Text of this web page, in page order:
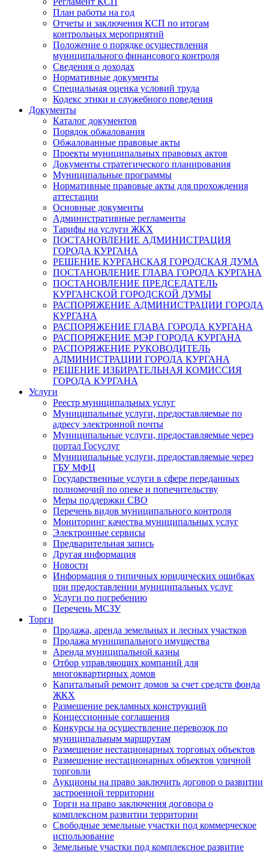
План работы на год
Отчеты и заключения КСП по итогам
контрольных мероприятий
Положение о порядке осуществления
муниципального финансового контроля
Сведения о доходах
Нормативные документы
Специальная оценка условий труда
Кодекс этики и служебного поведения
Документы
Каталог документов
Порядок обжалования
Обжалованные правовые акты
Проекты муниципальных правовых актов
Документы стратегического планирования
Муниципальные программы
Нормативные правовые акты для прохождения
аттестации
Основные документы
Административные регламенты
Тарифы на услуги ЖКХ
ПОСТАНОВЛЕНИЕ АДМИНИСТРАЦИЯ
ГОРОДА КУРГАНА
РЕШЕНИЕ КУРГАНСКАЯ ГОРОДСКАЯ ДУМА
ПОСТАНОВЛЕНИЕ ГЛАВА ГОРОДА КУРГАНА
ПОСТАНОВЛЕНИЕ ПРЕДСЕДАТЕЛЬ
КУРГАНСКОЙ ГОРОДСКОЙ ДУМЫ
РАСПОРЯЖЕНИЕ АДМИНИСТРАЦИИ ГОРОДА
КУРГАНА
РАСПОРЯЖЕНИЕ ГЛАВА ГОРОДА КУРГАНА
РАСПОРЯЖЕНИЕ МЭР ГОРОДА КУРГАНА
РАСПОРЯЖЕНИЕ РУКОВОДИТЕЛЬ
АДМИНИСТРАЦИИ ГОРОДА КУРГАНА
РЕШЕНИЕ ИЗБИРАТЕЛЬНАЯ КОМИССИЯ
ГОРОДА КУРГАНА
Услуги
Реестр муниципальных услуг
Муниципальные услуги, предоставляемые по
адресу электронной почты
Муниципальные услуги, предоставляемые через
портал Госуслуг
Муниципальные услуги, предоставляемые через
ГБУ МФЦ
Государственные услуги в сфере переданных
полномочий по опеке и попечительству
Меры поддержки СВО
Перечень видов муниципального контроля
Мониторинг качества муниципальных услуг
Электронные сервисы
Предварительная запись
Другая информация
Новости
Информация о типичных юридических ошибках
при предоставлении муниципальных услуг
Услуги по погребению
Перечень МСЗУ
Торги
Продажа, аренда земельных и лесных участков
Продажа муниципального имущества
Аренда муниципальной казны
Отбор управляющих компаний для
многоквартирных домов
Капитальный ремонт домов за счет средств фонда
ЖКХ
Размещение рекламных конструкций
Концессионные соглашения
Конкурсы на осуществление перевозок по
муниципальным маршрутам
Размещение нестационарных торговых объектов
Размещение нестационарных объектов уличной
торговли
Аукционы на право заключить договор о развитии
застроенной территории
Торги на право заключения договора о
комплексном развитии территории
Свободные земельные участки под коммерческое
использование
Земельные участки под комплексное развитие